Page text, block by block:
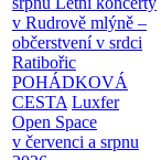
v Rudrově mlýně –
občerstvení v srdci
Ratibořic
POHÁDKOVÁ
CESTA Luxfer
Open Space
v červenci a srpnu